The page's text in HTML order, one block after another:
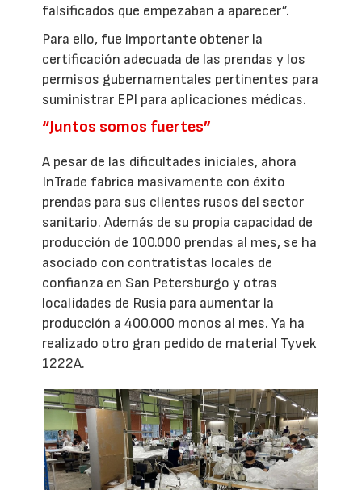
falsificados que empezaban a aparecer”.
Para ello, fue importante obtener la
certificación adecuada de las prendas y los
permisos gubernamentales pertinentes para
suministrar EPI para aplicaciones médicas.
“Juntos somos fuertes”
A pesar de las dificultades iniciales, ahora
InTrade fabrica masivamente con éxito
prendas para sus clientes rusos del sector
sanitario. Además de su propia capacidad de
producción de 100.000 prendas al mes, se ha
asociado con contratistas locales de
confianza en San Petersburgo y otras
localidades de Rusia para aumentar la
producción a 400.000 monos al mes. Ya ha
realizado otro gran pedido de material Tyvek
1222A.